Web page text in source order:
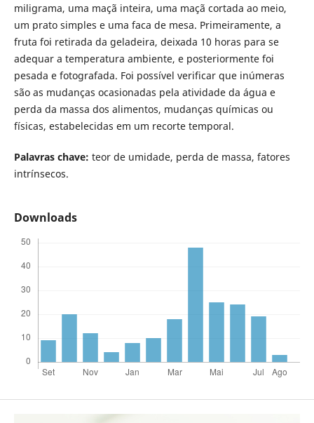
miligrama, uma maçã inteira, uma maçã cortada ao meio,
um prato simples e uma faca de mesa. Primeiramente, a
fruta foi retirada da geladeira, deixada 10 horas para se
adequar a temperatura ambiente, e posteriormente foi
pesada e fotografada. Foi possível verificar que inúmeras
são as mudanças ocasionadas pela atividade da água e
perda da massa dos alimentos, mudanças químicas ou
físicas, estabelecidas em um recorte temporal.
Palavras chave: teor de umidade, perda de massa, fatores
intrínsecos.
Downloads